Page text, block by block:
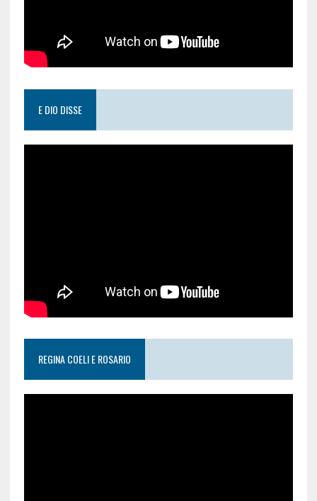
E DIO DISSE
REGINA COELI E ROSARIO